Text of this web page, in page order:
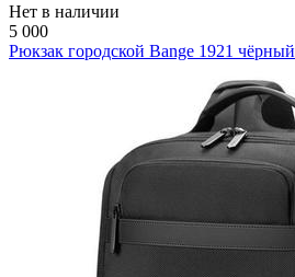
Нет в наличии
5 000
Рюкзак городской Bange 1921 чёрный